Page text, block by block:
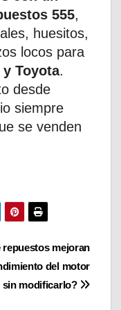
555,
huesitos,
locos para
Toyota.
desde
siempre
se venden
repuestos mejoran
del motor
sin modificarlo?